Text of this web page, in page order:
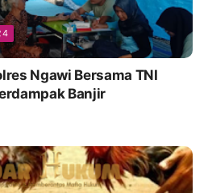
Ngawi Bersama TNI
Banjir